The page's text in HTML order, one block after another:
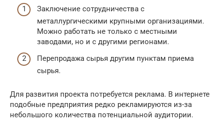
Заключение сотрудничества с
металлургическими крупными организациями.
Можно работать не только с местными
заводами, но и с другими регионами.
Перепродажа сырья другим пунктам приема
сырья.
Для развития проекта потребуется реклама. В интернете
подобные предприятия редко рекламируются из-за
небольшого количества потенциальной аудитории.